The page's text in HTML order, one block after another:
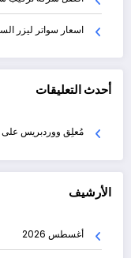
اسعار سواتر ليزر
أحدث التعليقات
مُعلِق ووردبريس على
الأرشيف
أغسطس 2026